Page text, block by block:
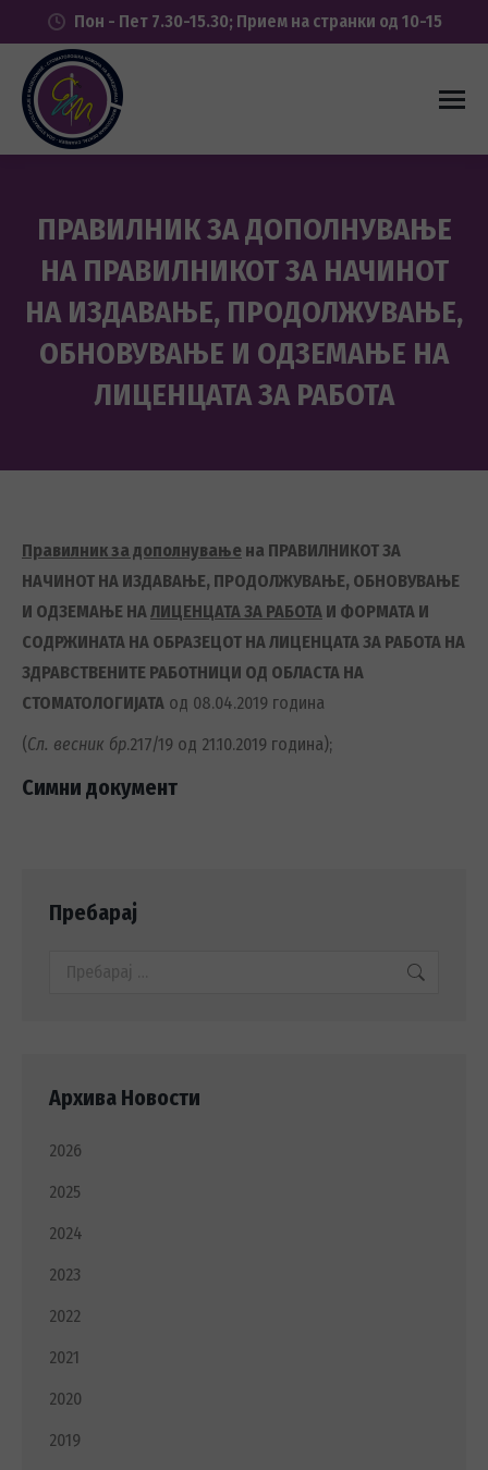
Пон - Пет 7.30-15.30; Прием на странки од 10-15
ПРАВИЛНИК ЗА ДОПОЛНУВАЊЕ
НА ПРАВИЛНИКОТ ЗА НАЧИНОТ
НА ИЗДАВАЊЕ, ПРОДОЛЖУВАЊЕ,
ОБНОВУВАЊЕ И ОДЗЕМАЊЕ НА
ЛИЦЕНЦАТА ЗА РАБОТА
Правилник за дополнување на ПРАВИЛНИКОТ ЗА
НАЧИНОТ НА ИЗДАВАЊЕ, ПРОДОЛЖУВАЊЕ, ОБНОВУВАЊЕ
И ОДЗЕМАЊЕ НАЛИЦЕНЦАТА ЗА РАБОТА И ФОРМАТА И
СОДРЖИНАТА НА ОБРАЗЕЦОТ НА ЛИЦЕНЦАТА ЗА РАБОТА НА
ЗДРАВСТВЕНИТЕ РАБОТНИЦИ ОД ОБЛАСТА НА
СТОМАТОЛОГИЈАТА од 08.04.2019 година
(Сл. весник бр.217/19 од 21.10.2019 година);
Симни документ
Пребарај
Архива Новости
2026
2025
2024
2023
2022
2021
2020
2019